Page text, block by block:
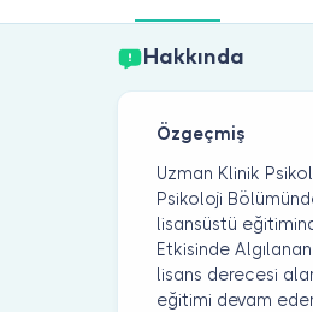
Hakkında
Özgeçmiş
Uzman Klinik
Psikoloji
lisansüstü
Etkisinde
lisans derecesi
eğitimi devam